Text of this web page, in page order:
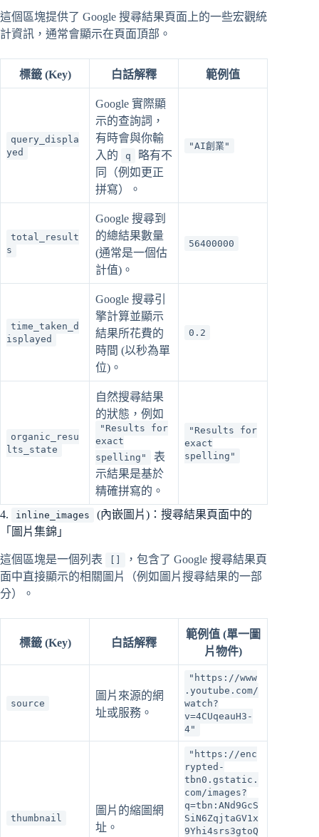
這個區塊提供了 Google 搜尋結果頁面上的一些宏觀統
計資訊，通常會顯示在頁面頂部。
標籤 (Key) 白話解釋 範例值
query_displa
yed
Google 實際顯
示的查詢詞，
有時會與你輸
入的
q
略有不
同（例如更正
拼寫）。
"AI創業"
total_result
s
Google 搜尋到
的總結果數量
(通常是一個估
計值)。
56400000
time_taken_d
isplayed
Google 搜尋引
擎計算並顯示
結果所花費的
時間 (以秒為單
位)。
0.2
organic_resu
lts_state
自然搜尋結果
的狀態，例如
"Results for
exact
spelling"
表
示結果是基於
精確拼寫的。
"Results for
exact
spelling"
4. inline_images
(內嵌圖片)：搜尋結果頁面中的
「圖片集錦」
這個區塊是一個列表 []
，包含了 Google 搜尋結果頁
面中直接顯示的相關圖片（例如圖片搜尋結果的一部
分）。
標籤 (Key) 白話解釋
範例值 (單一圖
片物件)
source
圖片來源的網
址或服務。
"https://www
.youtube.com/
watch?
v=4CUqeauH3-
4"
thumbnail
圖片的縮圖網
址。
"https://enc
rypted-
tbn0.gstatic.
com/images?
q=tbn:ANd9GcS
SiN6ZqjtaGV1x
9Yhi4srs3gtoQ